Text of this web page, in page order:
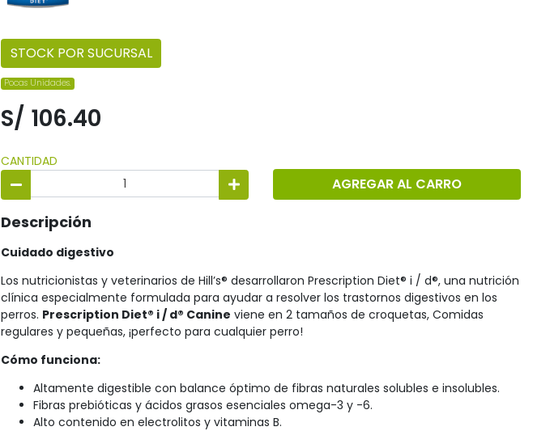
STOCK POR SUCURSAL
Pocas Unidades.
S/ 106.40
CANTIDAD
AGREGAR AL CARRO
Descripción
Cuidado digestivo
Los nutricionistas y veterinarios de Hill’s® desarrollaron Prescription Diet® i / d®, una nutrición
clínica especialmente formulada para ayudar a resolver los trastornos digestivos en los
perros. Prescription Diet® i / d® Canine viene en 2 tamaños de croquetas, Comidas
regulares y pequeñas, ¡perfecto para cualquier perro!
Cómo funciona:
Altamente digestible con balance óptimo de fibras naturales solubles e insolubles.
Fibras prebióticas y ácidos grasos esenciales omega-3 y -6.
Alto contenido en electrolitos y vitaminas B.